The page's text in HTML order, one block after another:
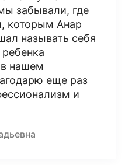
забывали, где
которым Анар
называть себя
нашем
еще раз
и